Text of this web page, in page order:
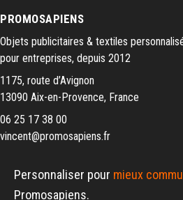
PROMOSAPIENS
Objets publicitaires & textiles
pour entreprises, depuis 2012
1175, route d’Avignon
13090 Aix-en-Provence, France
06 25 17 38 00
vincent@promosapiens.fr
Personnaliser pour mieux
Promosapiens.